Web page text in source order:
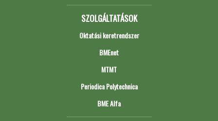
SZOLGÁLTATÁSOK
Oktatási keretrendszer
BMEnet
MTMT
Periodica Polytechnica
BME Alfa